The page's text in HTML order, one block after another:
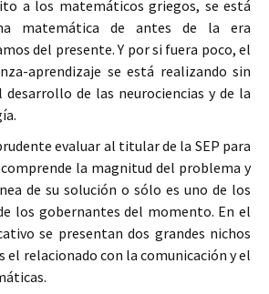
a los matemáticos griegos, se está
matemática de antes de la era
del presente. Y por si fuera poco, el
aprendizaje se está realizando sin
de las neurociencias y de la
evaluar al titular de la SEP para
la magnitud del problema y
de su solución o sólo es uno de los
los gobernantes del momento. En el
se presentan dos grandes nichos
el relacionado con la comunicación y el